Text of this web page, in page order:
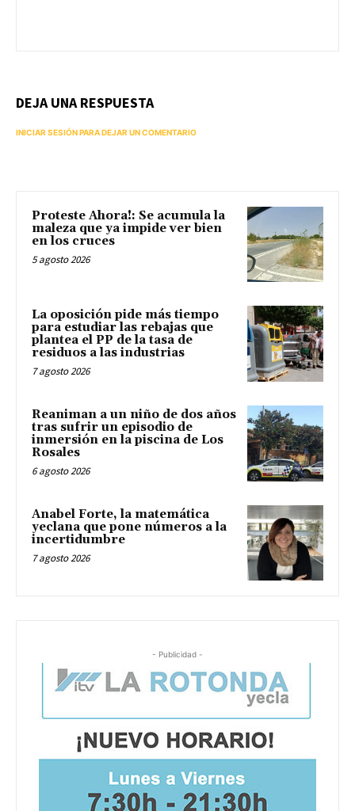
DEJA UNA RESPUESTA
INICIAR SESIÓN PARA DEJAR UN COMENTARIO
Proteste Ahora!: Se acumula la
maleza que ya impide ver bien
en los cruces
5 agosto 2026
La oposición pide más tiempo
para estudiar las rebajas que
plantea el PP de la tasa de
residuos a las industrias
7 agosto 2026
Reaniman a un niño de dos años
tras sufrir un episodio de
inmersión en la piscina de Los
Rosales
6 agosto 2026
Anabel Forte, la matemática
yeclana que pone números a la
incertidumbre
7 agosto 2026
- Publicidad -